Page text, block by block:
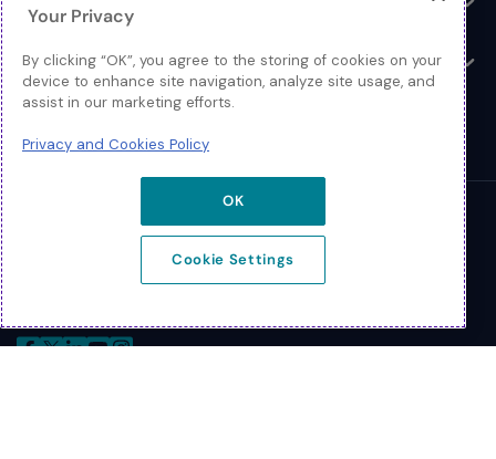
Toggle
Toggle
お問い合わせ
© 2026 Extreme Networks
Your Privacy
By clicking “OK”, you agree to the storing of cookies on your
device to enhance site navigation, analyze site usage, and
assist in our marketing efforts.
Privacy and Cookies Policy
OK
Cookie Settings